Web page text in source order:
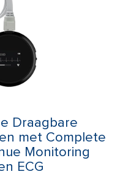
Draagbare
met Complete
Monitoring
ECG